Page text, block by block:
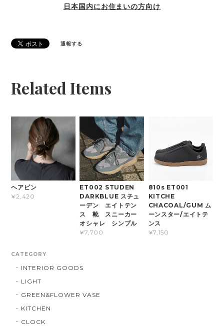
日本国内にお住まいの方向け
通報する
Related Items
ヘアピン
¥2,420
ET002 STUDEN
DARKBLUE スチュ
ーデン エイトテン
ス 靴 スニーカー
オシャレ シンプル
¥7,700
810s ET001
KITCHE
CHACOAL/GUM ム
ーンスター/エイトテ
ンス
¥7,150
CATEGORY
INTERIOR GOODS
LIGHT
GREEN&FLOWER VASE
KITCHEN
CLOCK